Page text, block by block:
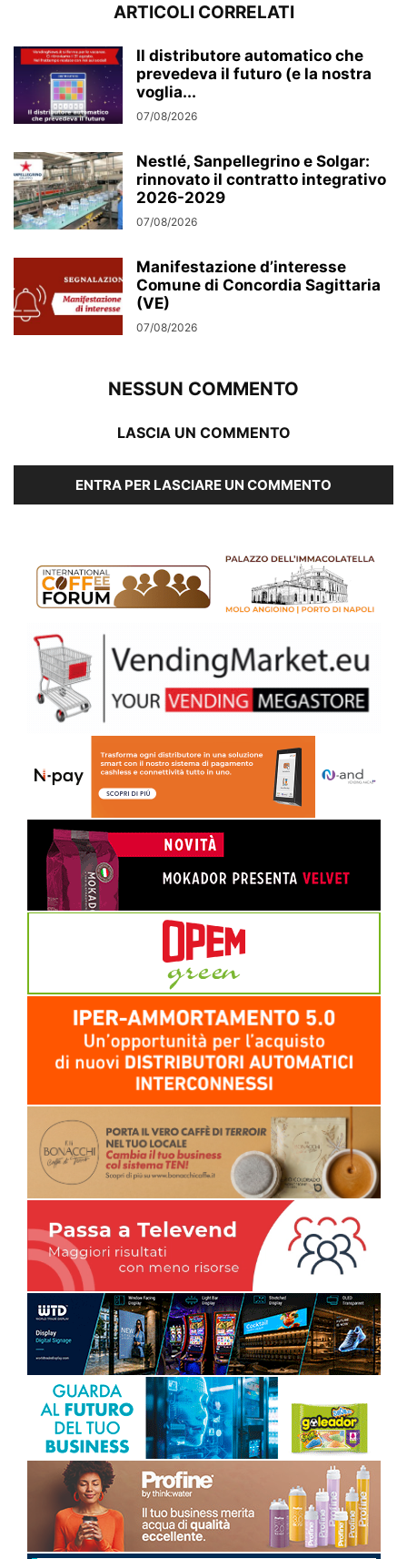
ARTICOLI CORRELATI
Il distributore automatico che
prevedeva il futuro (e la nostra
voglia...
07/08/2026
Nestlé, Sanpellegrino e Solgar:
rinnovato il contratto integrativo
2026-2029
07/08/2026
Manifestazione d’interesse
Comune di Concordia Sagittaria
(VE)
07/08/2026
NESSUN COMMENTO
LASCIA UN COMMENTO
ENTRA PER LASCIARE UN COMMENTO